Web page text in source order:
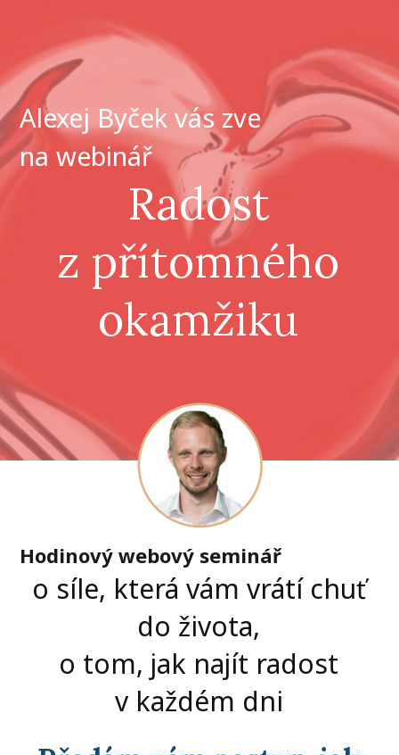
Alexej Byček vás zve
na webinář
Radost
z přítomného
okamžiku
Hodinový webový seminář
o síle, která vám vrátí chuť
do života,
o tom, jak najít radost
v každém dni